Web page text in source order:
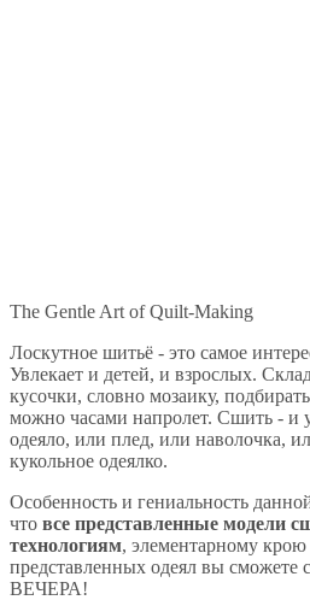
The Gentle Art of Quilt-Making
Лоскутное шитьё - это самое
Увлекает и детей, и взрослых.
кусочки, словно мозаику,
можно часами напролет. Сшить - и
одеяло, или плед, или наволочка,
кукольное одеялко.
Особенность и гениальность
что все представленные модели
технологиям, элементарному
представленных одеял вы
ВЕЧЕРА!